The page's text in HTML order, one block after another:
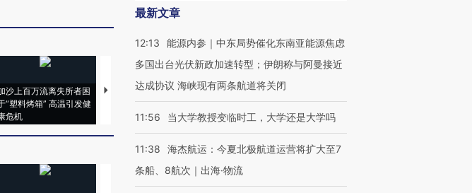
沙上百万流离失所者困
“塑料烤箱” 高温引发健
危机
视线｜HYROX的吸金
术：是什么让中产们甘
心“花钱找虐”？
马航飞行员跨国走私7万
粒摇头丸 尿检体内含3种
毒品
度Z世代 用街头抗争将教
育部长拱下台
最新文章
12:13
能源内参｜中东局势催化东南亚能源焦虑
多国出台光伏新政加速转型；伊朗称与阿曼接近
达成协议 海峡现有两条航道将关闭
11:56 当大学教授变临时工，大学还是大学吗
11:38
海杰航运：今夏北极航道运营将扩大至7
条船、8航次｜出海·物流